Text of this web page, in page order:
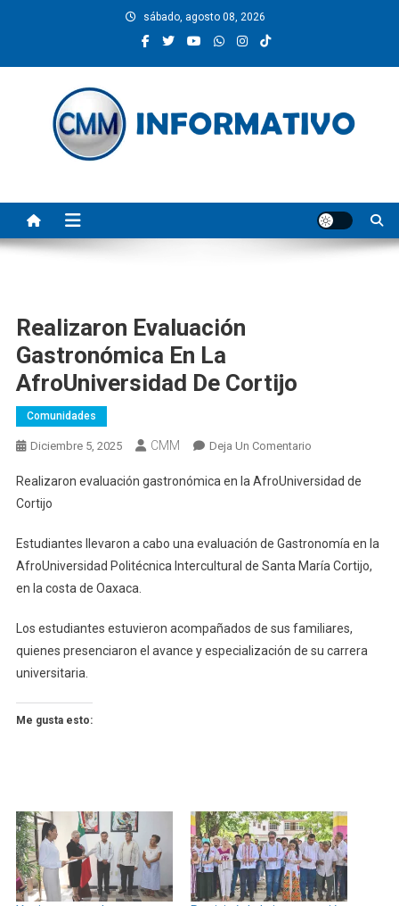
sábado, agosto 08, 2026
Realizaron Evaluación
Gastronómica En La
AfroUniversidad De Cortijo
Comunidades
Diciembre 5, 2025 CMM Deja Un ComentarioEn
Evaluación
La
AfroUniversidad
Realizaron evaluación gastronómica en la AfroUniversidad de
Cortijo
Estudiantes llevaron a cabo una evaluación de Gastronomía en la
AfroUniversidad Politécnica Intercultural de Santa María Cortijo,
en la costa de Oaxaca.
Los estudiantes estuvieron acompañados de sus familiares,
quienes presenciaron el avance y especialización de su carrera
universitaria.
Me gusta esto: